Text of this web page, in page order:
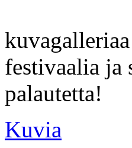
festivaalia ja
palautetta!
Kuvia